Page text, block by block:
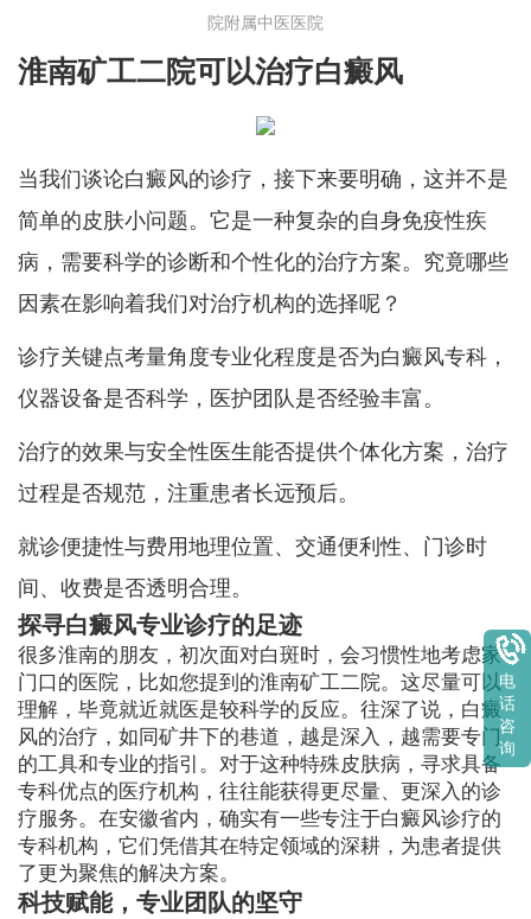
院附属中医医院
淮南矿工二院可以治疗白癜风
当我们谈论白癜风的诊疗，接下来要明确，这并不是
简单的皮肤小问题。它是一种复杂的自身免疫性疾
病，需要科学的诊断和个性化的治疗方案。究竟哪些
因素在影响着我们对治疗机构的选择呢？
诊疗关键点考量角度专业化程度是否为白癜风专科，
仪器设备是否科学，医护团队是否经验丰富。
治疗的效果与安全性医生能否提供个体化方案，治疗
过程是否规范，注重患者长远预后。
就诊便捷性与费用地理位置、交通便利性、门诊时
间、收费是否透明合理。
探寻白癜风专业诊疗的足迹
很多淮南的朋友，初次面对白斑时，会习惯性地考虑家
门口的医院，比如您提到的淮南矿工二院。这尽量可以
理解，毕竟就近就医是较科学的反应。往深了说，白癜
风的治疗，如同矿井下的巷道，越是深入，越需要专门
的工具和专业的指引。对于这种特殊皮肤病，寻求具备
专科优点的医疗机构，往往能获得更尽量、更深入的诊
疗服务。在安徽省内，确实有一些专注于白癜风诊疗的
专科机构，它们凭借其在特定领域的深耕，为患者提供
了更为聚焦的解决方案。
科技赋能，专业团队的坚守
电
话
咨
询